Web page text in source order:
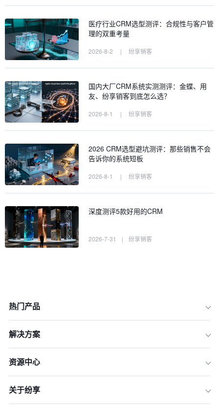
医疗行业CRM选型测评：合规性与客户管
理的双重考量
2026-8-2 | 纷享销客
国内大厂CRM系统实测测评：金蝶、用
友、纷享销客到底怎么选？
2026-8-1 | 纷享销客
2026 CRM选型避坑测评：那些销售不会
告诉你的系统短板
2026-8-1 | 纷享销客
深度测评5款好用的CRM
2026-7-31 | 纷享销客
热门产品
解决方案
资源中心
关于纷享